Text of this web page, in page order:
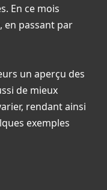
En ce mois
en passant par
un aperçu des
de mieux
rendant ainsi
exemples